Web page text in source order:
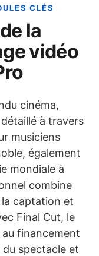
CLÉS
la
vidéo
cinéma,
à travers
musiciens
également
mondiale à
combine
captation et
Final Cut, le
financement
spectacle et